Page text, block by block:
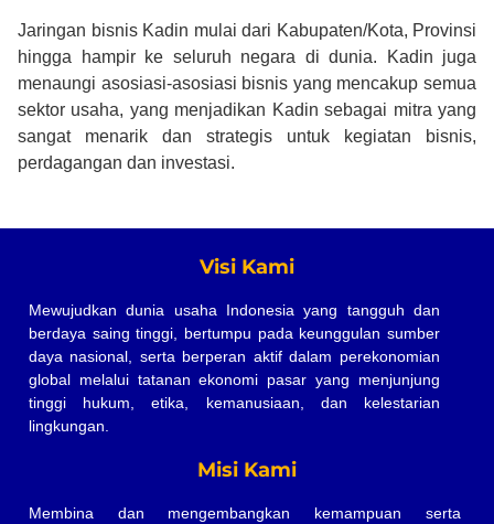
Jaringan bisnis Kadin mulai dari Kabupaten/Kota, Provinsi
hingga hampir ke seluruh negara di dunia. Kadin juga
menaungi asosiasi-asosiasi bisnis yang mencakup semua
sektor usaha, yang menjadikan Kadin sebagai mitra yang
sangat menarik dan strategis untuk kegiatan bisnis,
perdagangan dan investasi.
Visi Kami
Mewujudkan dunia usaha Indonesia yang tangguh dan
berdaya saing tinggi, bertumpu pada keunggulan sumber
daya nasional, serta berperan aktif dalam perekonomian
global melalui tatanan ekonomi pasar yang menjunjung
tinggi hukum, etika, kemanusiaan, dan kelestarian
lingkungan.
Misi Kami
Membina dan mengembangkan kemampuan serta